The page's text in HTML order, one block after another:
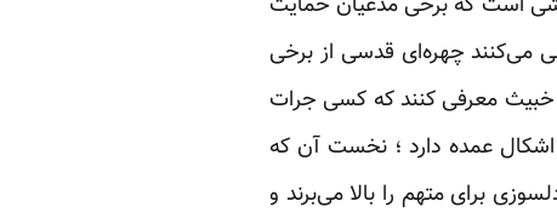
می‌کنند چهره‌ای قدسی از برخی
خبیث معرفی کنند که کسی جرات
دو اشکال عمده دارد ‌؛ نخست آن که
برای متهم را بالا می‌برند و